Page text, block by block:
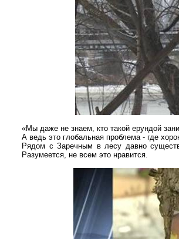
«Мы даже не знаем, кто такой ерундой
А ведь это глобальная проблема - где
Рядом сЗаречным в лесу давно
Разумеется, не всем это нравится.